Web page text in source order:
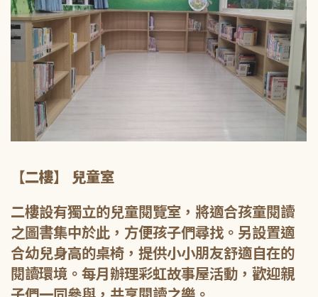
【二樓】 兒童室
二樓設有獨立的兒童閱覽室，將適合孩童閱讀
之圖書集中於此，方便孩子們尋找。另設置適
合幼兒身高的桌椅，提供小小朋友舒適自在的
閱讀環境。每月辦理彩虹故事屋活動，歡迎親